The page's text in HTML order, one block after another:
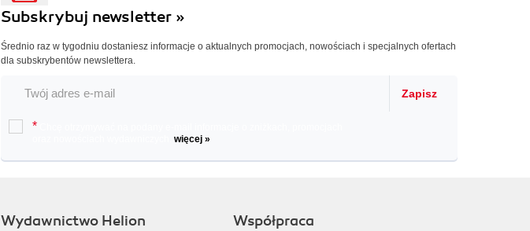
Subskrybuj newsletter »
Średnio raz w tygodniu dostaniesz informacje o aktualnych promocjach, nowościach i specjalnych ofertach
dla subskrybentów newslettera.
Zapisz
*
więcej »
Wydawnictwo Helion Współpraca